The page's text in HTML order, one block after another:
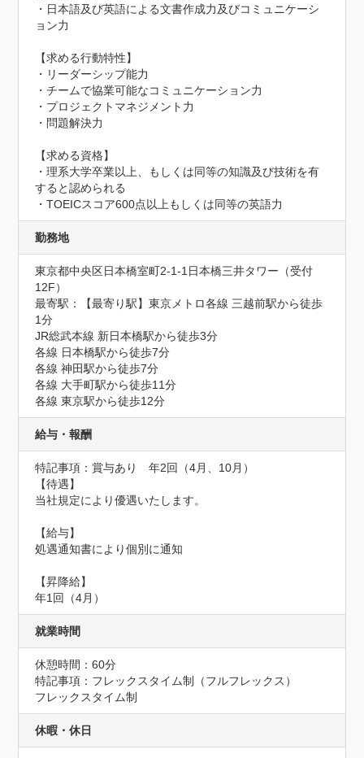
・日本語及び英語による文書作成力及びコミュニケーシ
ョン力
【求める行動特性】
・リーダーシップ能力
・チームで協業可能なコミュニケーション力
・プロジェクトマネジメント力
・問題解決力
【求める資格】
・理系大学卒業以上、もしくは同等の知識及び技術を有
すると認められる
・TOEICスコア600点以上もしくは同等の英語力
勤務地
東京都中央区日本橋室町2-1-1日本橋三井タワー（受付
12F）
最寄駅：【最寄り駅】東京メトロ各線 三越前駅から徒歩
1分
JR総武本線 新日本橋駅から徒歩3分
各線 日本橋駅から徒歩7分
各線 神田駅から徒歩7分
各線 大手町駅から徒歩11分
各線 東京駅から徒歩12分
給与・報酬
特記事項：賞与あり　年2回（4月、10月）
【待遇】
当社規定により優遇いたします。
【給与】
処遇通知書により個別に通知
【昇降給】
年1回（4月）
就業時間
休憩時間：60分
特記事項：フレックスタイム制（フルフレックス）
フレックスタイム制
休暇・休日